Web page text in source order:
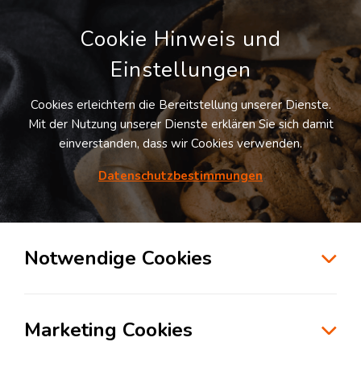
LOGIVISOR SUCHE
Treffer
Lagerflächen in Hamburg
Cookie Hinweis und
Einstellungen
Cookies erleichtern die Bereitstellung unserer Dienste.
Mit der Nutzung unserer Dienste erklären Sie sich damit
einverstanden, dass wir Cookies verwenden.
Datenschutzbestimmungen
Notwendige Cookies
Marketing Cookies